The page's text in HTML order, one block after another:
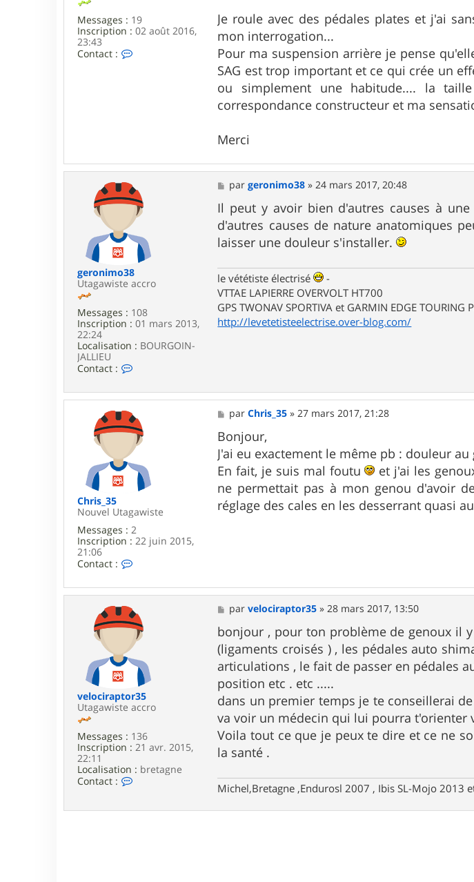
Messages : 19
Inscription : 02 août 2016,
23:43
Contact :
e
a
D
i
s
o
Je roule avec des pédales plates et j'ai
mon interrogation...
Pour ma suspension arrière je pense
SAG est trop important et ce qui crée un
ou simplement une habitude.... la
correspondance constructeur et ma
Merci
geronimo38
Utagawiste accro
Messages : 108
Inscription : 01 mars 2013,
22:24
Localisation : BOURGOIN-
JALLIEU
Contact :
t
c
t
e
g
e
r
n
m
o
M
e
s
s
a
g
e
pargeronimo38 »24 mars 2017, 20:48
Il peut y avoir bien d'autres causes à
d'autres causes de nature anatomiques
laisser une douleur s'installer.
le vététiste électrisé
-
VTTAE LAPIERRE OVERVOLT HT700
GPS TWONAV SPORTIVA et GARMIN EDGE TOURING
http://levetetisteelectrise.over-blog.com/
Chris_35
Nouvel Utagawiste
Messages : 2
Inscription : 22 juin 2015,
21:06
Contact :
n
t
c
t
e
C
h
r
i
s
5
M
e
s
s
a
g
e
parChris_35 »27 mars 2017, 21:28
Bonjour,
J'ai eu exactement le même pb : douleur
En fait, je suis mal foutu
et j'ai les
ne permettait pas à mon genou d'avoir
réglage des cales en les desserrant quasi
velociraptor35
Utagawiste accro
Messages : 136
Inscription : 21 avr. 2015,
22:11
Localisation : bretagne
Contact :
t
M
e
s
s
a
g
e
parvelociraptor35 »28 mars 2017, 13:50
bonjour , pour ton problème de genoux il
(ligaments croisés ) , les pédales auto
articulations , le fait de passer en pédales
position etc . etc .....
dans un premier temps je te conseillerai
va voir un médecin qui lui pourra
Voila tout ce que je peux te dire et ce ne
la santé .
Michel,Bretagne ,Endurosl 2007 , Ibis SL-Mojo 2013